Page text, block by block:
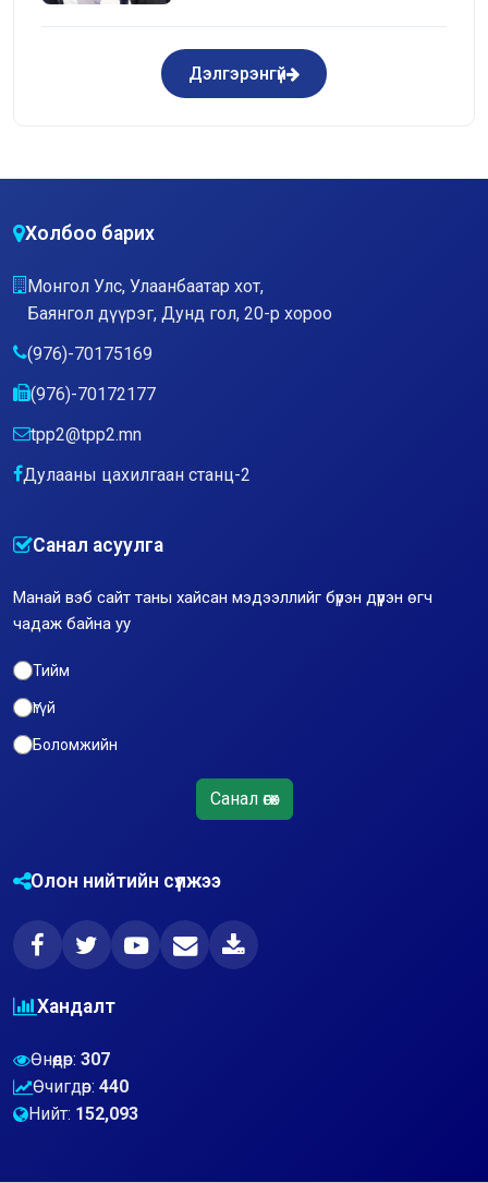
Дэлгэрэнгүй
Холбоо барих
Монгол Улс, Улаанбаатар хот,
Баянгол дүүрэг, Дунд гол, 20-р хороо
(976)-70175169
(976)-70172177
tpp2@tpp2.mn
Дулааны цахилгаан станц-2
Санал асуулга
Манай вэб сайт таны хайсан мэдээллийг бүрэн дүүрэн өгч
чадаж байна уу
Тийм
Үгүй
Боломжийн
Санал өгөх
Олон нийтийн сүлжээ
Хандалт
Өнөөдөр: 307
Өчигдөр: 440
Нийт: 152,093